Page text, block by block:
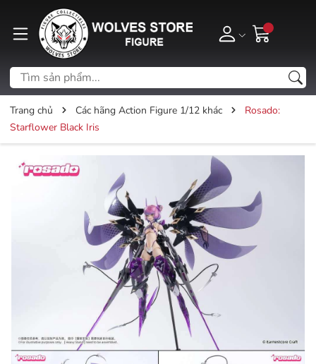
Trang chủ Các hãng Action Figure 1/12 khác
Rosado:
Starflower Black Iris